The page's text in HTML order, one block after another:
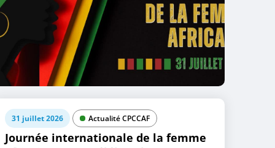
31 juillet 2026 Actualité CPCCAF
Journée internationale de la femme